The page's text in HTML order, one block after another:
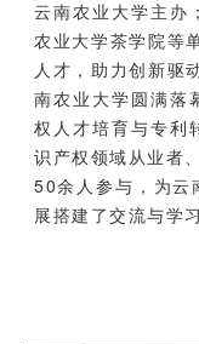
云南农业大学主办
农业大学茶学院等
人才，助力创新驱
南农业大学圆满落
权人才培育与专利
识产权领域从业者
50余人参与，为云
展搭建了交流与学